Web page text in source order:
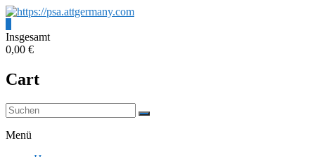
Zum
springen
https://psa.attgermany.com
für
professionellen
Bedarf
Insgesamt
0,00 €
Cart
Menü